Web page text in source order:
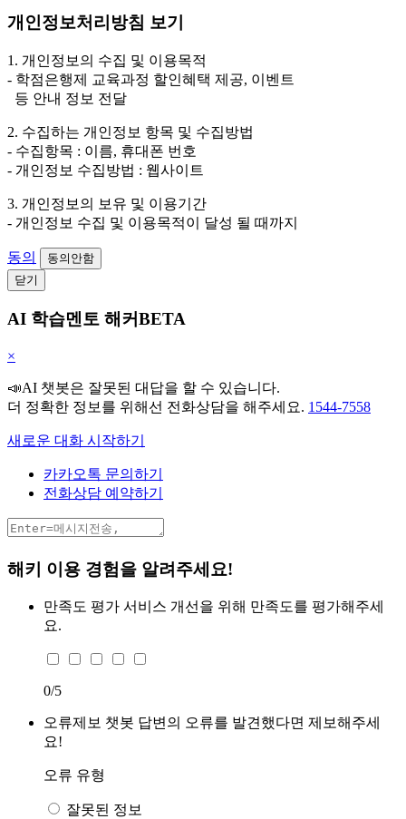
개인정보처리방침 보기
1. 개인정보의 수집 및 이용목적
- 학점은행제 교육과정 할인혜택 제공, 이벤트
등 안내 정보 전달
2. 수집하는 개인정보 항목 및 수집방법
- 수집항목 : 이름, 휴대폰 번호
- 개인정보 수집방법 : 웹사이트
3. 개인정보의 보유 및 이용기간
- 개인정보 수집 및 이용목적이 달성 될 때까지
동의
동의안함
닫기
AI 학습멘토 해커BETA
×
📣AI 챗봇은 잘못된 대답을 할 수 있습니다.
더 정확한 정보를 위해선 전화상담을 해주세요. 1544-7558
새로운 대화 시작하기
카카오톡 문의하기
전화상담 예약하기
해키 이용 경험을 알려주세요!
만족도 평가 서비스 개선을 위해 만족도를 평가해주세
요.
0/5
오류제보 챗봇 답변의 오류를 발견했다면 제보해주세
요!
오류 유형
잘못된 정보